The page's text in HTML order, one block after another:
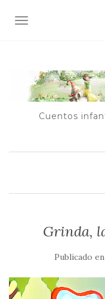
ALTERNAR
Cuentos
Grinda,
Publicado en